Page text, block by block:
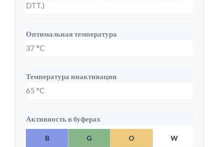
DTT.)
Оптимальная температура
37 °C
Температура инактивации
65 °C
Активность в буферах
B G O W